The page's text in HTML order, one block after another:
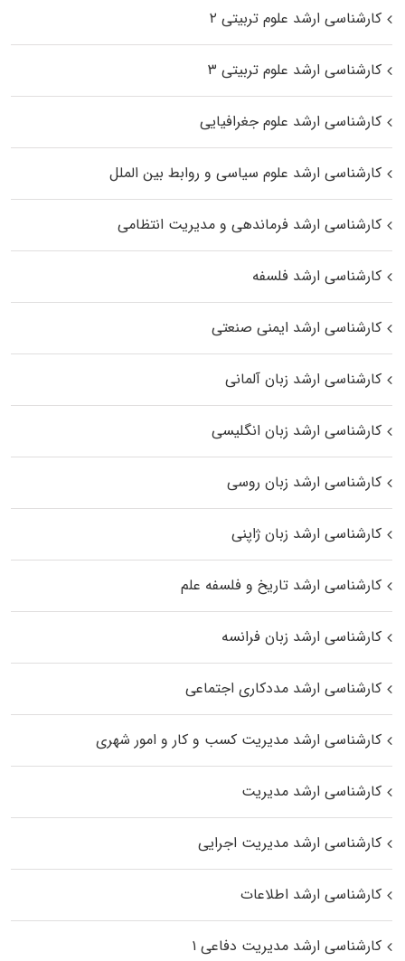
کارشناسی ارشد علوم تربیتی ۲
کارشناسی ارشد علوم تربیتی ۳
کارشناسی ارشد علوم جغرافیایی
کارشناسی ارشد علوم سیاسی و روابط بین الملل
کارشناسی ارشد فرماندهی و مدیریت انتظامی
کارشناسی ارشد فلسفه
کارشناسی ارشد ایمنی صنعتی
کارشناسی ارشد زبان آلمانی
کارشناسی ارشد زبان انگلیسی
کارشناسی ارشد زبان روسی
کارشناسی ارشد زبان ژاپنی
کارشناسی ارشد تاریخ و فلسفه علم
کارشناسی ارشد زبان فرانسه
کارشناسی ارشد مددکاری اجتماعی
کارشناسی ارشد مدیریت کسب و کار و امور شهری
کارشناسی ارشد مدیریت
کارشناسی ارشد مدیریت اجرایی
کارشناسی ارشد اطلاعات
کارشناسی ارشد مدیریت دفاعی ۱